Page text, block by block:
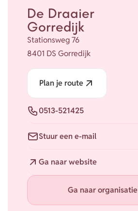
De Draaier
Gorredijk
Stationsweg 76
8401 DS Gorredijk
Plan je route
Telefoon
0513-521425
Stuur een e-mail
Ga naar website
Ga naar organisatie